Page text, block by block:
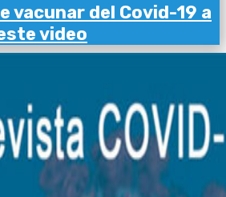
vacunar del Covid-19 a
video